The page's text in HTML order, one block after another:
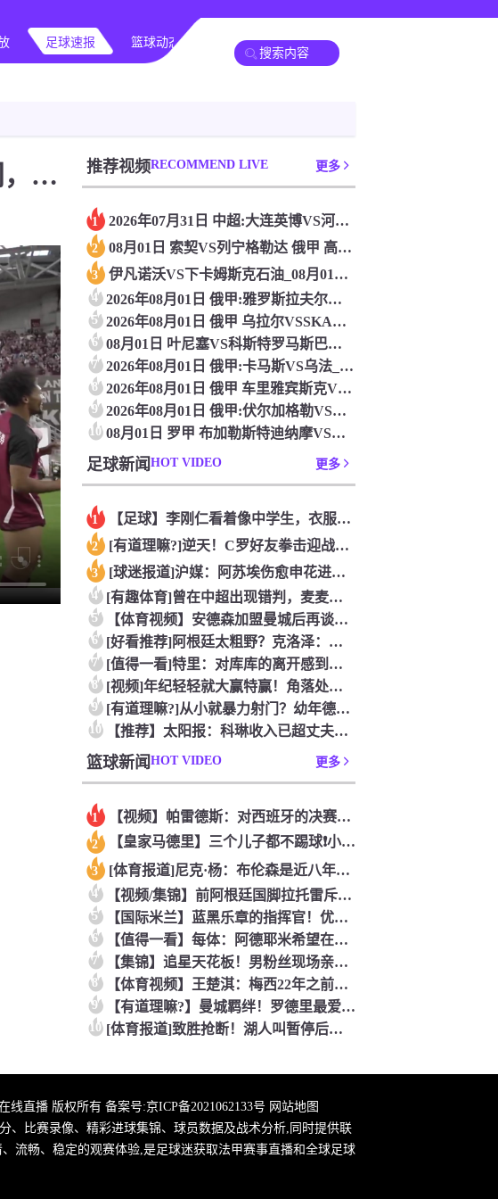
足球速报 篮球动态 其他转播
[五洲]球队功臣！神户小球童帮助球队快发破门，赛后被送球衣 推荐视频RECOMMEND LIVE 更多
1 2026年07月31日 中超:大连英博VS河南队_高清赛事直
2 08月01日 索契VS列宁格勒达 俄甲 高清赛事直播
3 伊凡诺沃VS下卡姆斯克石油_08月01日 俄甲比赛在线观看
4 2026年08月01日 俄甲:雅罗斯拉夫尔辛尼克VS下诺夫哥
5 2026年08月01日 俄甲 乌拉尔VSSKA哈巴罗夫斯克
6 08月01日 叶尼塞VS科斯特罗马斯巴达 俄甲 高清赛事直播
7 2026年08月01日 俄甲:卡马斯VS乌法_免费在线直播
8 2026年08月01日 俄甲 车里雅宾斯克VS乌里扬诺夫斯克
9 2026年08月01日 俄甲:伏尔加格勒VS韦莱斯_比赛直播
10 08月01日 罗甲 布加勒斯特迪纳摩VS加拉茨钢铁[高清赛事
足球新闻 HOT VIDEO 更多
1 【足球】李刚仁看着像中学生，衣服脱了身材吊炸天！怪不得对抗上
2 [有道理嘛?]逆天！C罗好友拳击迎战阿根廷跟队记者，C罗好友
3 [球迷报道]沪媒：阿苏埃伤愈申花进攻得到保证 海港队基本没有
4 [有趣体育]曾在中超出现错判，麦麦提江本轮主哨中甲陕西联合v
5 【体育视频】安德森加盟曼城后再谈德布劳内：他一直是我非常仰慕
6 [好看推荐]阿根廷太粗野？克洛泽：这是他们的特色，极其强调对
7 [值得一看]特里：对库库的离开感到失望，但罗杰斯的到来又让我
8 [视频]年纪轻轻就大赢特赢！角落处打闹的亚马尔和尼科！
9 [有道理嘛?]从小就暴力射门？幼年德布劳内和他踢坏的树篱！
10 【推荐】太阳报：科琳收入已超丈夫鲁尼 自己设计服装8岁儿子当
篮球新闻 HOT VIDEO 更多
1 【视频】帕雷德斯：对西班牙的决赛是梅西国家队的最后一场比赛
2 【皇家马德里】三个儿子都不踢球❗️小贝气炸：三个坑爹货，只能
3 [体育报道]尼克·杨：布伦森是近八年最佳 联盟只有詹库杜能媲
4 【视频/集锦】前阿根廷国脚拉托雷斥“阴谋论”：彻底疯了，典型
5 【国际米兰】蓝黑乐章的指挥官！优雅的波兰中场节拍器！
6 【值得一看】每体：阿德耶米希望在巴萨继续穿27号球衣，但西甲
7 【集锦】追星天花板！男粉丝现场亲到夏奇拉，这波直接能吹一辈子
8 【体育视频】王楚淇：梅西22年之前一直被这踢法针对，铁杆球迷
9 【有道理嘛?】曼城羁绊！罗德里最爱的各国球员！葡萄牙选择了B
10 [体育报道]致胜抢断！湖人叫暂停后发球失误 理查德抢断造杀伤
线直播 版权所有 备案号:京ICP备2021062133号 网站地图
、比赛录像、精彩进球集锦、球员数据及战术分析,同时提供联
流畅、稳定的观赛体验,是足球迷获取法甲赛事直播和全球足球